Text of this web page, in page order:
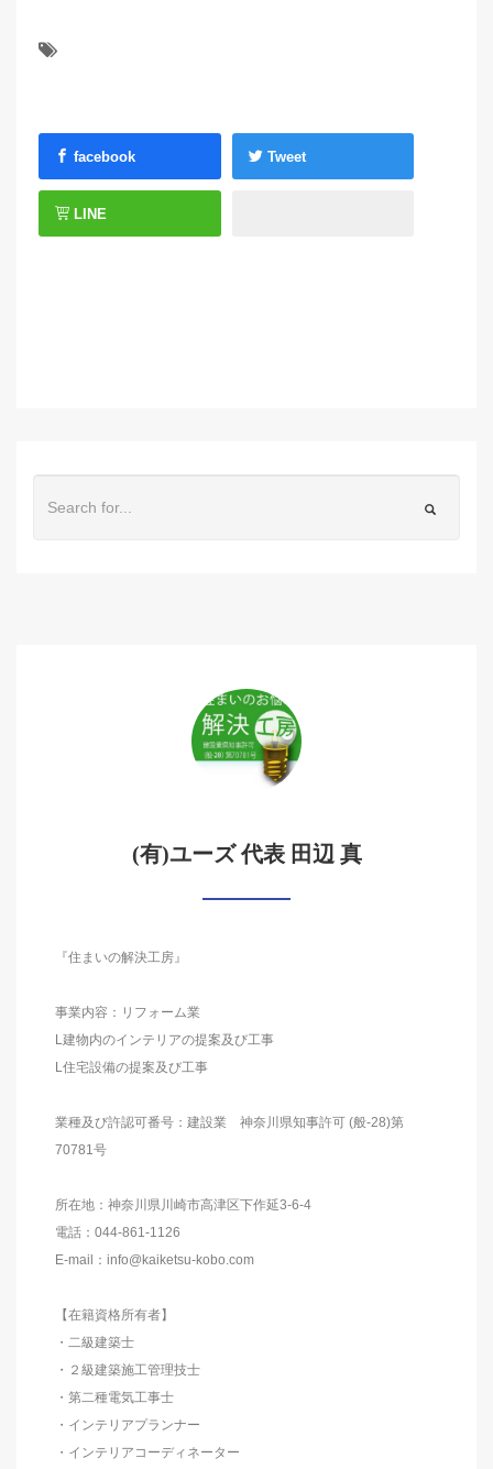
facebook Tweet
LINE
(有)ユーズ 代表 田辺 真
『住まいの解決工房』
事業内容：リフォーム業
L建物内のインテリアの提案及び工事
L住宅設備の提案及び工事
業種及び許認可番号：建設業 神奈川県知事許可 (般-28)第
70781号
所在地：神奈川県川崎市高津区下作延3-6-4
電話：044-861-1126
E-mail：info@kaiketsu-kobo.com
【在籍資格所有者】
・二級建築士
・２級建築施工管理技士
・第二種電気工事士
・インテリアプランナー
・インテリアコーディネーター